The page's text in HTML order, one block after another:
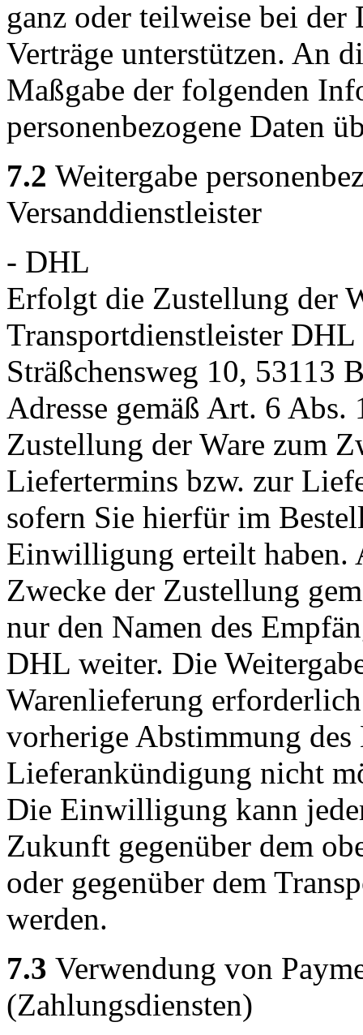
ganz oder teilweise bei der
Verträge unterstützen. An
Maßgabe der folgenden
personenbezogene Daten
7.2 Weitergabe
Versanddienstleister
- DHL
Erfolgt die Zustellung der
Transportdienstleister
Sträßchensweg 10, 53113
Adresse gemäß Art. 6
Zustellung der Ware zum
Liefertermins bzw. zur
sofern Sie hierfür im
Einwilligung erteilt haben.
Zwecke der Zustellung
nur den Namen des
DHL weiter. Die
Warenlieferung
vorherige Abstimmung
Lieferankündigung nicht
Die Einwilligung kann
Zukunft gegenüber dem
oder gegenüber dem
werden.
7.3 Verwendung von
(Zahlungsdiensten)